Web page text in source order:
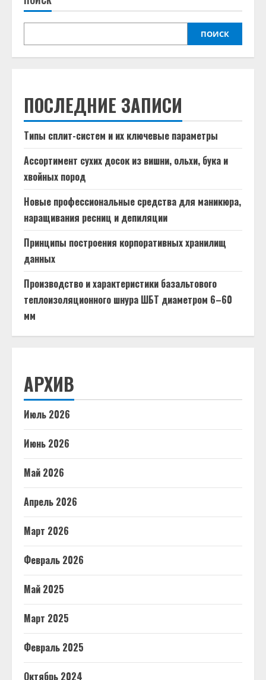
ПОИСК
ПОСЛЕДНИЕ ЗАПИСИ
Типы сплит-систем и их ключевые параметры
Ассортимент сухих досок из вишни, ольхи, бука и
хвойных пород
Новые профессиональные средства для маникюра,
наращивания ресниц и депиляции
Принципы построения корпоративных хранилищ
данных
Производство и характеристики базальтового
теплоизоляционного шнура ШБТ диаметром 6–60
мм
АРХИВ
Июль 2026
Июнь 2026
Май 2026
Апрель 2026
Март 2026
Февраль 2026
Май 2025
Март 2025
Февраль 2025
Октябрь 2024